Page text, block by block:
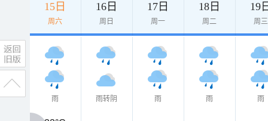
15日
周六
16日
周日
17日
周一
18日
周二
19
周三
雨 雨转阴 雨 雨 雨